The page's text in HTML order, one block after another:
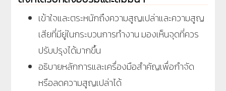
เข้าใจและตระหนักถึงความสูญเปล่าและความสูญ
เสียที่มียู่ในกระบวนการทำงาน มองเห็นจุดที่ควร
ปรับปรุงได้มากขึ้น
อธิบายหลักการและเครื่องมือสำคัญเพื่อกำจัด
หรือลดความสูญเปล่าได้